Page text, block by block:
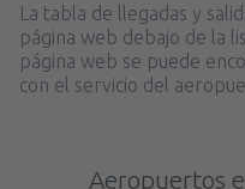
La tabla de llegadas y
página web debajo de la
página web se puede
con el servicio del
Aeropuertos